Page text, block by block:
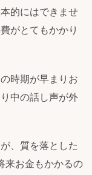
的にはできませ
がとてもかかり
時期が早まりお
中の話し声が外
、質を落とした
来お金もかかるの